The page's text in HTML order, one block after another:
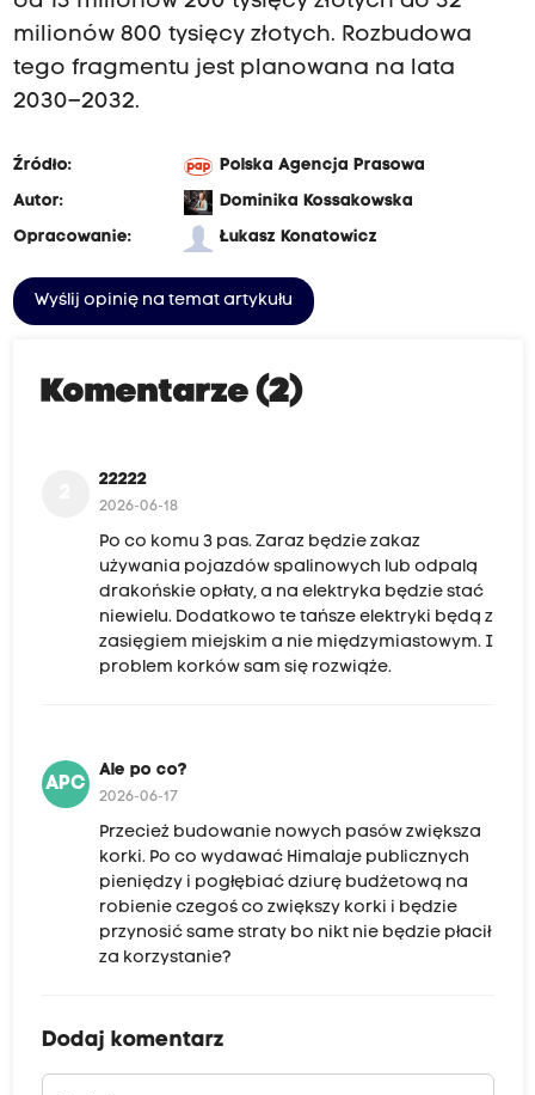
milionów 800 tysięcy złotych. Rozbudowa
tego fragmentu jest planowana na lata
2030–2032.
Źródło:
Polska Agencja Prasowa
Autor:
Dominika Kossakowska
Opracowanie:
Łukasz Konatowicz
Wyślij opinię na temat artykułu
Komentarze (2)
22222
2026-06-18
Po co komu 3 pas. Zaraz będzie zakaz
używania pojazdów spalinowych lub odpalą
drakońskie opłaty, a na elektryka będzie stać
niewielu. Dodatkowo te tańsze elektryki będą z
zasięgiem miejskim a nie międzymiastowym. I
problem korków sam się rozwiąże.
APC
Ale po co?
2026-06-17
Przecież budowanie nowych pasów zwiększa
korki. Po co wydawać Himalaje publicznych
pieniędzy i pogłębiać dziurę budżetową na
robienie czegoś co zwiększy korki i będzie
przynosić same straty bo nikt nie będzie płacił
za korzystanie?
Dodaj komentarz